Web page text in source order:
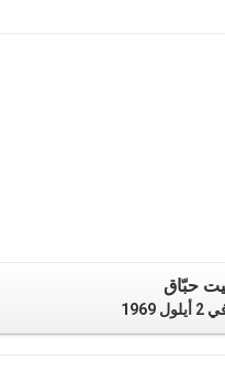
حبّاق
1969